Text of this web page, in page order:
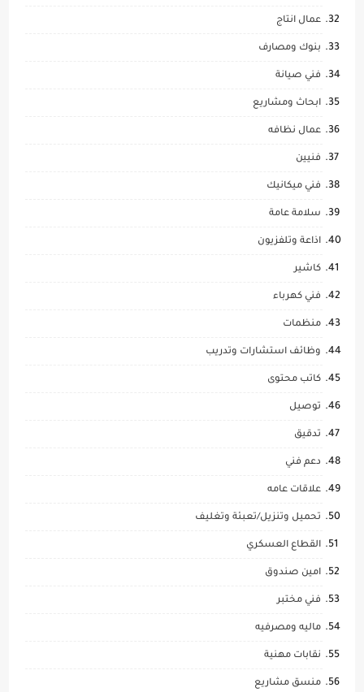
عمال انتاج
بنوك ومصارف
فني صيانة
ابحاث ومشاريع
عمال نظافه
فنيين
فني ميكانيك
سلامة عامة
اذاعة وتلفزيون
كاشير
فني كهرباء
منظمات
وظائف استشارات وتدريب
كاتب محتوى
توصيل
تدقيق
دعم فني
علاقات عامه
تحميل وتنزيل/تعبئة وتغليف
القطاع العسكري
امين صندوق
فني مختبر
ماليه ومصرفيه
نقابات مهنية
منسق مشاريع